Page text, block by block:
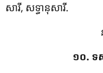
សារី, សទ្ធានុសារី.
១០. ទ